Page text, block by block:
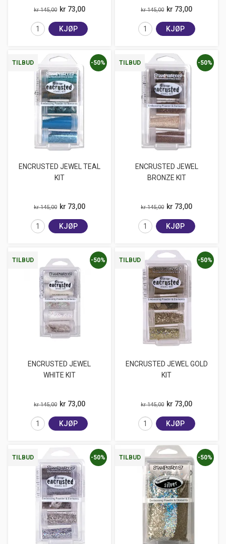
kr 145,00 kr 73,00
KJØP
kr 145,00 kr 73,00
KJØP
TILBUD
ENCRUSTED JEWEL TEAL
KIT
-50%
kr 145,00 kr 73,00
KJØP
TILBUD
ENCRUSTED JEWEL
BRONZE KIT
-50%
kr 145,00 kr 73,00
KJØP
TILBUD
ENCRUSTED JEWEL
WHITE KIT
-50%
kr 145,00 kr 73,00
KJØP
TILBUD
ENCRUSTED JEWEL GOLD
KIT
-50%
kr 145,00 kr 73,00
KJØP
TILBUD -50% TILBUD -50%